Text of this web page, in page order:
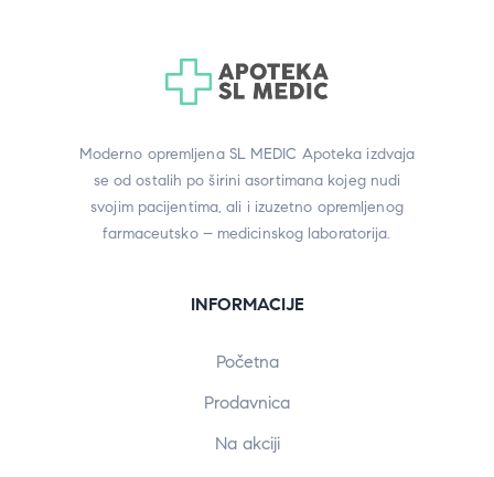
Moderno opremljena SL MEDIC Apoteka izdvaja
se od ostalih po širini asortimana kojeg nudi
svojim pacijentima, ali i izuzetno opremljenog
farmaceutsko – medicinskog laboratorija.
INFORMACIJE
Početna
Prodavnica
Na akciji